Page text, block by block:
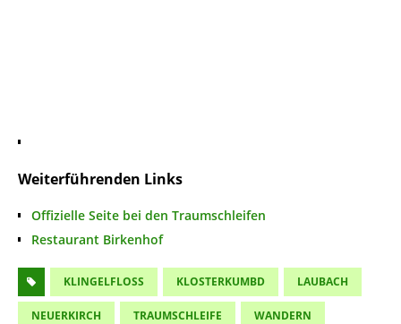
Weiterführenden Links
Offizielle Seite bei den Traumschleifen
Restaurant Birkenhof
KLINGELFLOSS KLOSTERKUMBD LAUBACH
NEUERKIRCH TRAUMSCHLEIFE WANDERN